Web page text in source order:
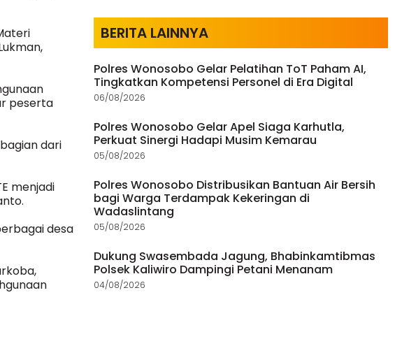
peserta
dari
menjadi
desa
BERITA LAINNYA
Polres Wonosobo Gelar Pelatihan ToT Paham AI,
Tingkatkan Kompetensi Personel di Era Digital
06/08/2026
Polres Wonosobo Gelar Apel Siaga Karhutla,
Perkuat Sinergi Hadapi Musim Kemarau
05/08/2026
Polres Wonosobo Distribusikan Bantuan Air Bersih
bagi Warga Terdampak Kekeringan di
Wadaslintang
05/08/2026
Dukung Swasembada Jagung, Bhabinkamtibmas
Polsek Kaliwiro Dampingi Petani Menanam
04/08/2026